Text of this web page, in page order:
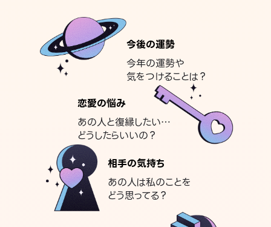
今後の運勢
今年の運勢や
気をつけることは？
恋愛の悩み
あの人と復縁したい…
どうしたらいいの？
相手の気持ち
あの人は私のことを
どう思ってる？